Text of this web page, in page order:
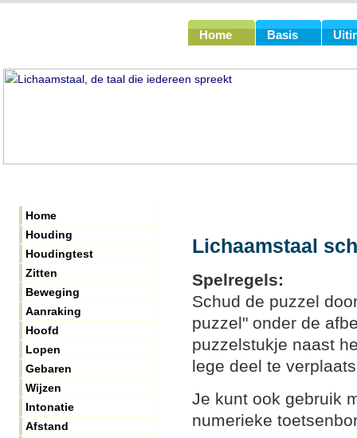
Home Basis
Home
Houding
Houdingtest
Zitten
Beweging
Aanraking
Hoofd
Lopen
Gebaren
Wijzen
Intonatie
Afstand
Lichaamstaal
Spelregels:
Schud de puzzel
puzzel" onder de
puzzelstukje naast
lege deel te
Je kunt ook gebruik
numerieke